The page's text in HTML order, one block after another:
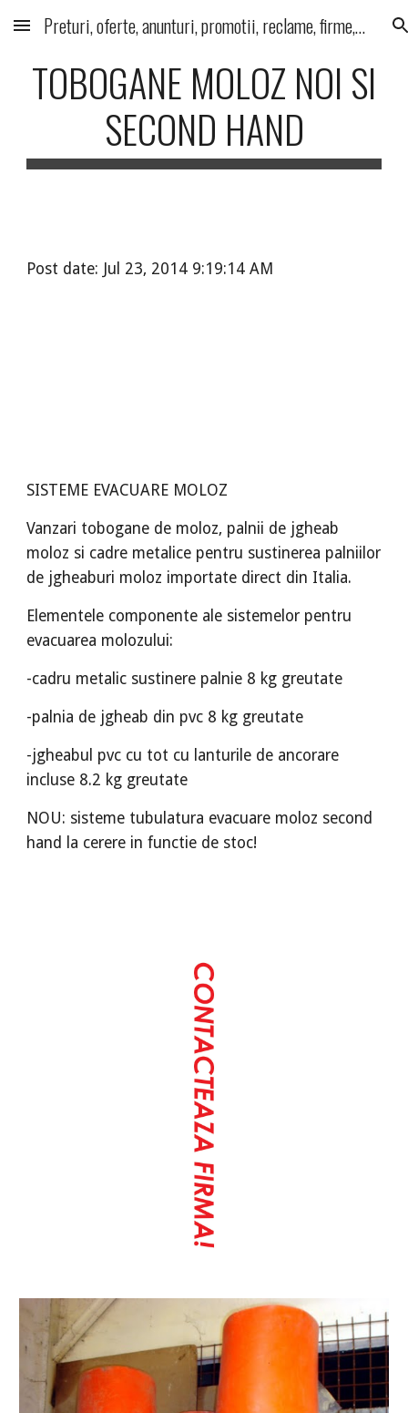
Skip to main content Skip to navigation
Preturi, oferte, anunturi, promotii, reclame, firme, produse, servicii
TOBOGANE MOLOZ NOI SI
SECOND HAND
Post date: Jul 23, 2014 9:19:14 AM
SISTEME EVACUARE MOLOZ
Vanzari tobogane de moloz, palnii de jgheab
moloz si cadre metalice pentru sustinerea palniilor
de jgheaburi moloz importate direct din Italia.
Elementele componente ale sistemelor pentru
evacuarea molozului:
-cadru metalic sustinere palnie 8 kg greutate
-palnia de jgheab din pvc 8 kg greutate
-jgheabul pvc cu tot cu lanturile de ancorare
incluse 8.2 kg greutate
NOU: sisteme tubulatura evacuare moloz second
hand la cerere in functie de stoc!